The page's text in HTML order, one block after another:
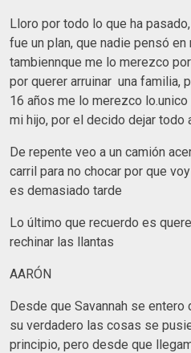
Lloro por todo lo que ha
fue un plan, que nadie pensó
tambiennque me lo merezco
por querer arruinar una familia,
16 años me lo merezco
mi hijo, por el decido dejar todo
De repente veo a un camión
carril para no chocar por que
es demasiado tarde
Lo último que recuerdo es
rechinar las llantas
AARÓN
Desde que Savannah se
su verdadero las cosas se
principio, pero desde que